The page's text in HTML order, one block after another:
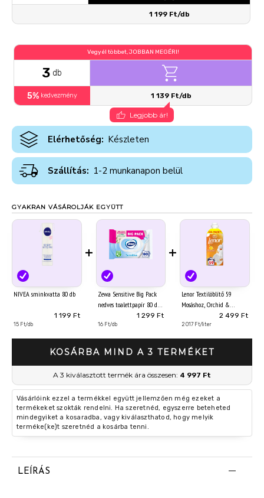
1 199 Ft/db
Vegyél többet, JOBBAN MEGÉRI!
3 db
5% kedvezmény 1 139 Ft/db
Legjobb ár!
Elérhetőség: Készleten
Szállítás: 1-2 munkanapon belül
GYAKRAN VÁSÁROLJÁK EGYÜTT
NIVEA sminkvatta 80 db
1 199 Ft
15 Ft/db
+
Zewa Sensitive Big Pack
nedves toalettpapír 80 db
1 299 Ft
16 Ft/db
+
Lenor Textilöblítő 59
Mosáshoz, Orchid &
2 499 Ft
2 017 Ft/liter
KOSÁRBA MIND A 3 TERMÉKET
A 3 kiválasztott termék ára összesen: 4 997 Ft
Vásárlóink ezzel a termékkel együtt jellemzően még ezeket a
termékeket szokták rendelni. Ha szeretnéd, egyszerre beteheted
mindegyiket a kosaradba, vagy kiválaszthatod, hogy melyik
terméke(ke)t szeretnéd a kosárba tenni.
LEÍRÁS